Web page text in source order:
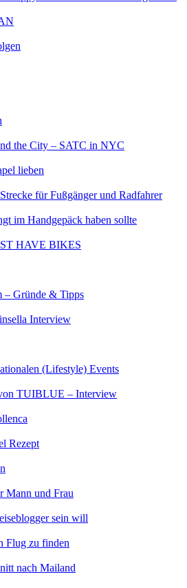
the City – SATC in NYC
lieben
für Fußgänger und Radfahrer
im Handgepäck haben sollte
HAVE BIKES
– Gründe & Tipps
Interview
(Lifestyle) Events
TUIBLUE – Interview
Rezept
Mann und Frau
sein will
Flug zu finden
nach Mailand